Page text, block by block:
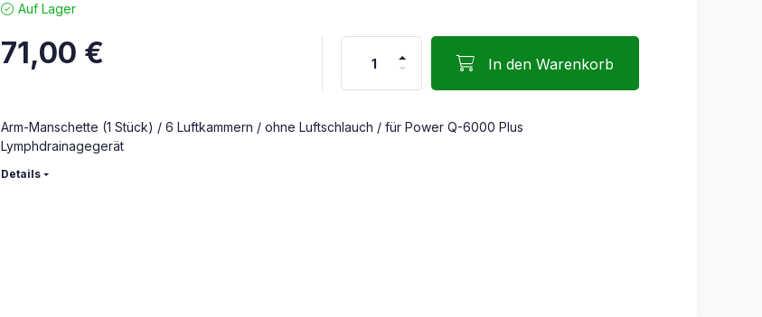
Auf Lager
71,00 € In den Warenkorb
Arm-Manschette (1 Stück) / 6 Luftkammern / ohne Luftschlauch / für Power Q-6000 Plus
Lymphdrainagegerät
Details